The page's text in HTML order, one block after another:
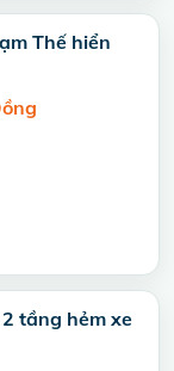
Thế hiển
tầng hẻm xe